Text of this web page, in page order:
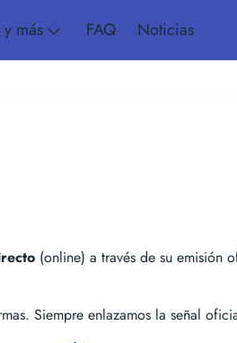
y más FAQ Noticias
(online) a través de su emisión
Siempre enlazamos la señal